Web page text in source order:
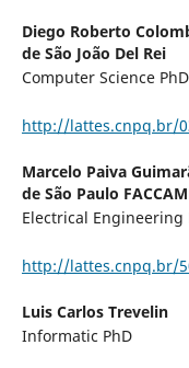
Diego Roberto
de São João Del Rei
Computer Science PhD
http://lattes.cnpq.br/
Marcelo Paiva
de São Paulo
Electrical Engineering
http://lattes.cnpq.br/
Luis Carlos Trevelin
Informatic PhD